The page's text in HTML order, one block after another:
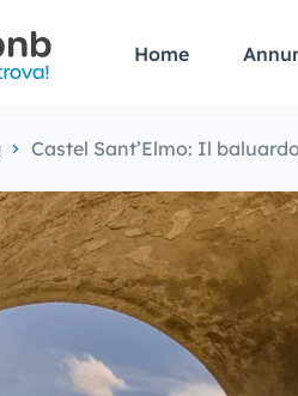
Home
Castel Sant’Elmo: Il